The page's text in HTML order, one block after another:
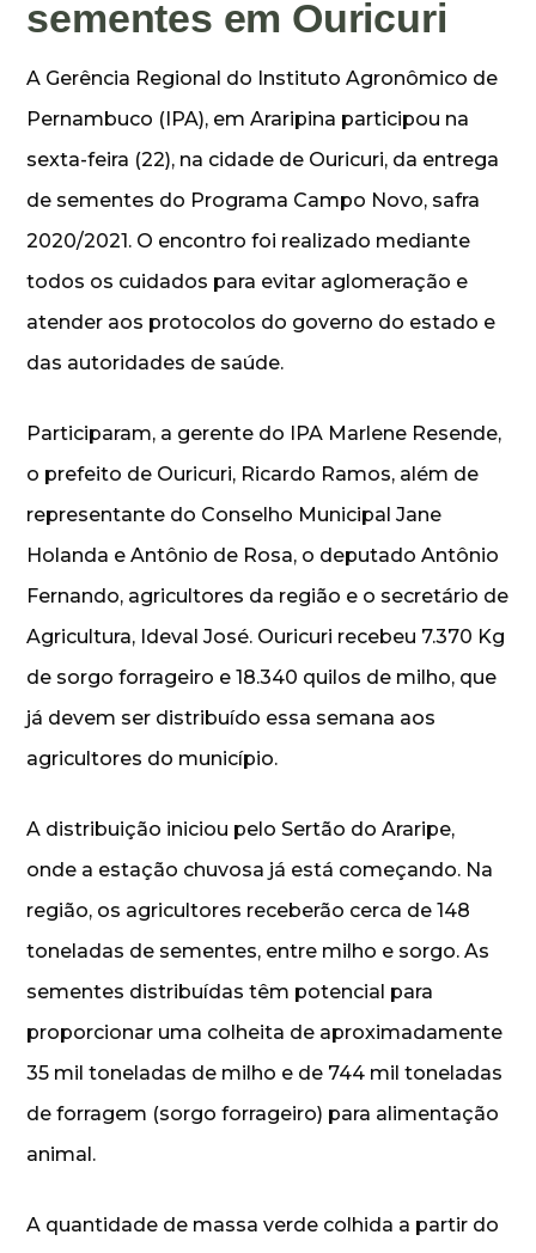
sementes em Ouricuri
A Gerência Regional do Instituto Agronômico de
Pernambuco (IPA), em Araripina participou na
sexta-feira (22), na cidade de Ouricuri, da entrega
de sementes do Programa Campo Novo, safra
2020/2021. O encontro foi realizado mediante
todos os cuidados para evitar aglomeração e
atender aos protocolos do governo do estado e
das autoridades de saúde.
Participaram, a gerente do IPA Marlene Resende,
o prefeito de Ouricuri, Ricardo Ramos, além de
representante do Conselho Municipal Jane
Holanda e Antônio de Rosa, o deputado Antônio
Fernando, agricultores da região e o secretário de
Agricultura, Ideval José. Ouricuri recebeu 7.370 Kg
de sorgo forrageiro e 18.340 quilos de milho, que
já devem ser distribuído essa semana aos
agricultores do município.
A distribuição iniciou pelo Sertão do Araripe,
onde a estação chuvosa já está começando. Na
região, os agricultores receberão cerca de 148
toneladas de sementes, entre milho e sorgo. As
sementes distribuídas têm potencial para
proporcionar uma colheita de aproximadamente
35 mil toneladas de milho e de 744 mil toneladas
de forragem (sorgo forrageiro) para alimentação
animal.
A quantidade de massa verde colhida a partir do